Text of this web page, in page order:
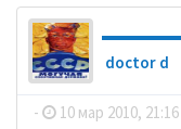
doctor d
- 10 мар 2010, 21:16